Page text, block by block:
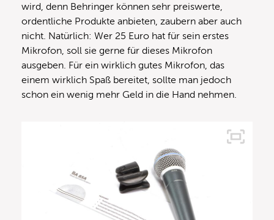
wird, denn Behringer können sehr preiswerte,
ordentliche Produkte anbieten, zaubern aber auch
nicht. Natürlich: Wer 25 Euro hat für sein erstes
Mikrofon, soll sie gerne für dieses Mikrofon
ausgeben. Für ein wirklich gutes Mikrofon, das
einem wirklich Spaß bereitet, sollte man jedoch
schon ein wenig mehr Geld in die Hand nehmen.